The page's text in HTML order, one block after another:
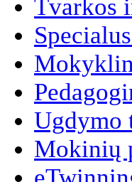
Tvarkos
Ugdymo
Mokinių